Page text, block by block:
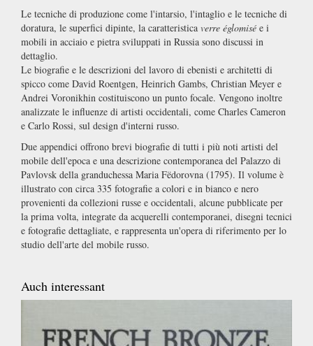
Le tecniche di produzione come l'intarsio, l'intaglio e le tecniche di
doratura, le superfici dipinte, la caratteristica verre églomisé e i
mobili in acciaio e pietra sviluppati in Russia sono discussi in
dettaglio.
Le biografie e le descrizioni del lavoro di ebenisti e architetti di
spicco come David Roentgen, Heinrich Gambs, Christian Meyer e
Andrei Voronikhin costituiscono un punto focale. Vengono inoltre
analizzate le influenze di artisti occidentali, come Charles Cameron
e Carlo Rossi, sul design d'interni russo.
Due appendici offrono brevi biografie di tutti i più noti artisti del
mobile dell'epoca e una descrizione contemporanea del Palazzo di
Pavlovsk della granduchessa Maria Fëdorovna (1795). Il volume è
illustrato con circa 335 fotografie a colori e in bianco e nero
provenienti da collezioni russe e occidentali, alcune pubblicate per
la prima volta, integrate da acquerelli contemporanei, disegni tecnici
e fotografie dettagliate, e rappresenta un'opera di riferimento per lo
studio dell'arte del mobile russo.
Auch interessant